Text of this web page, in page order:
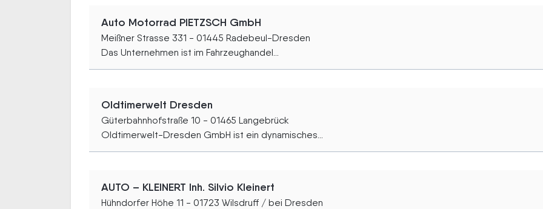
Auto Motorrad PIETZSCH GmbH
Meißner Strasse 331 - 01445 Radebeul-Dresden
Das Unternehmen ist im Fahrzeughandel...
Oldtimerwelt Dresden
Güterbahnhofstraße 10 - 01465 Langebrück
Oldtimerwelt-Dresden GmbH ist ein dynamisches...
AUTO – KLEINERT Inh. Silvio Kleinert
Hühndorfer Höhe 11 - 01723 Wilsdruff / bei Dresden